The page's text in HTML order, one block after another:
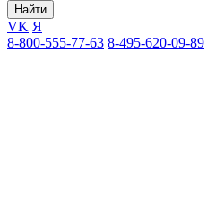
Найти
VK Я
8-800-555-77-63 8-495-620-09-89